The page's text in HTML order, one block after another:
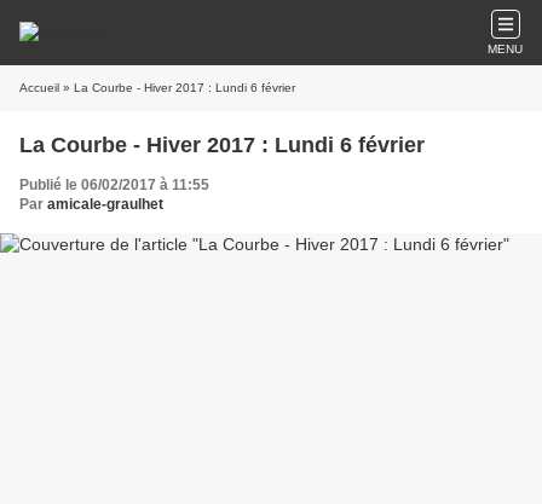
MENU
Accueil » La Courbe - Hiver 2017 : Lundi 6 février
La Courbe - Hiver 2017 : Lundi 6 février
Publié le 06/02/2017 à 11:55
Par amicale-graulhet